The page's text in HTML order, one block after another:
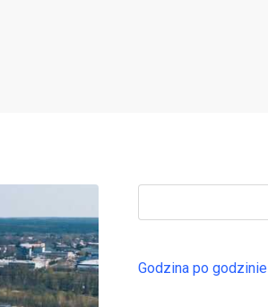
Godzina po godzinie